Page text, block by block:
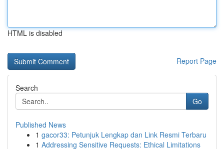
HTML is disabled
Report Page
Search
Go
Published News
1 gacor33: Petunjuk Lengkap dan Link Resmi Terbaru
1 Addressing Sensitive Requests: Ethical Limitations